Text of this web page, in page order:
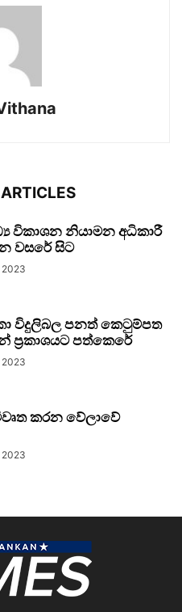
විකාශන නියාමන අධිකාරී
වසරේ සිට
2023
විදුලිබල පනත් කෙටුම්පත
ප්‍රකාශයට පත්කෙරේ
2023
කරන වේලාවේ
2023